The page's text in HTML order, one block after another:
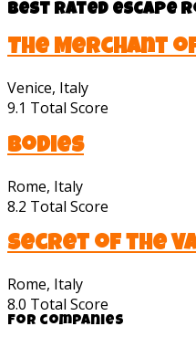
Best rated escape
The Merchant
Venice, Italy
9.1 Total Score
Bodies
Rome, Italy
8.2 Total Score
Secret of the
Rome, Italy
8.0 Total Score
For companies